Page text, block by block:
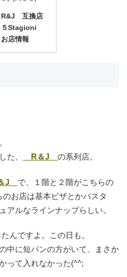
R&J 互換店
５Stagioni
お店情報
た、
R＆J の系列店。
J で、１階と２階がこちらの
お店は基本ピザとかパスタ
アルなラインナップらしい。
んですよ。この日も。
中に短パンの方がいて、まさか
って入れなかった(^^;